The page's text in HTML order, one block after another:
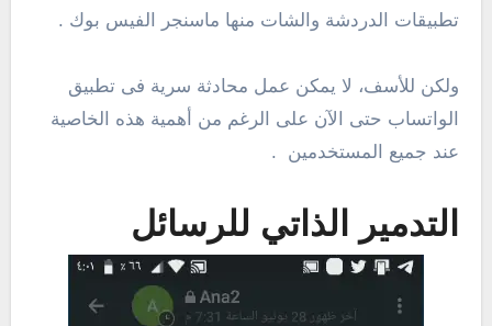
تطبيقات الدردشة والشات منها ماسنجر الفيس بوك .
ولكن للأسف، لا يمكن عمل محادثة سرية فى تطبيق
الواتساب حتى الآن على الرغم من أهمية هذه الخاصية
عند جميع المستخدمين .
التدمير الذاتي للرسائل